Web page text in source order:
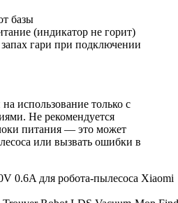
базы
(индикатор не горит)
гари при подключении
использование только с
Не рекомендуется
питания — это может
или вызвать ошибки в